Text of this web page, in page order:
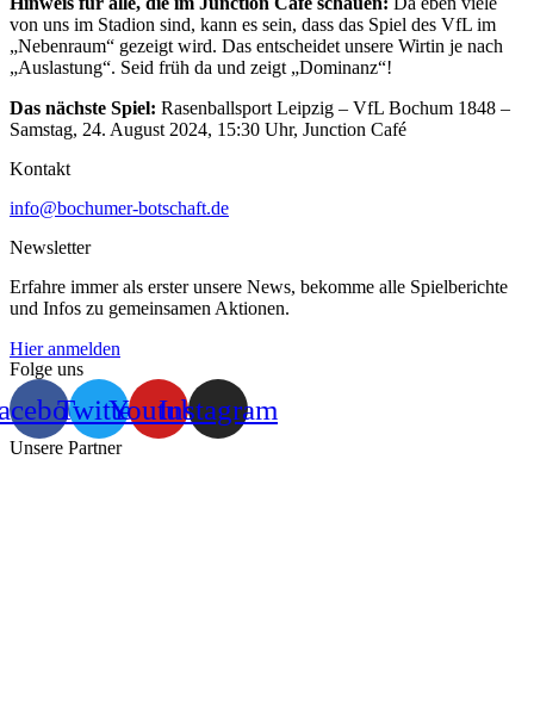
von uns im Stadion sind, kann es sein, dass das Spiel des VfL im
„Nebenraum“ gezeigt wird. Das entscheidet unsere Wirtin je nach
„Auslastung“. Seid früh da und zeigt „Dominanz“!
Das nächste Spiel: Rasenballsport Leipzig – VfL Bochum 1848 –
Samstag, 24. August 2024, 15:30 Uhr, Junction Café
Kontakt
info@bochumer-botschaft.de
Newsletter
Erfahre immer als erster unsere News, bekomme alle Spielberichte
und Infos zu gemeinsamen Aktionen.
Hier anmelden
Folge uns
TwitterYoutubeInstagram
Unsere Partner